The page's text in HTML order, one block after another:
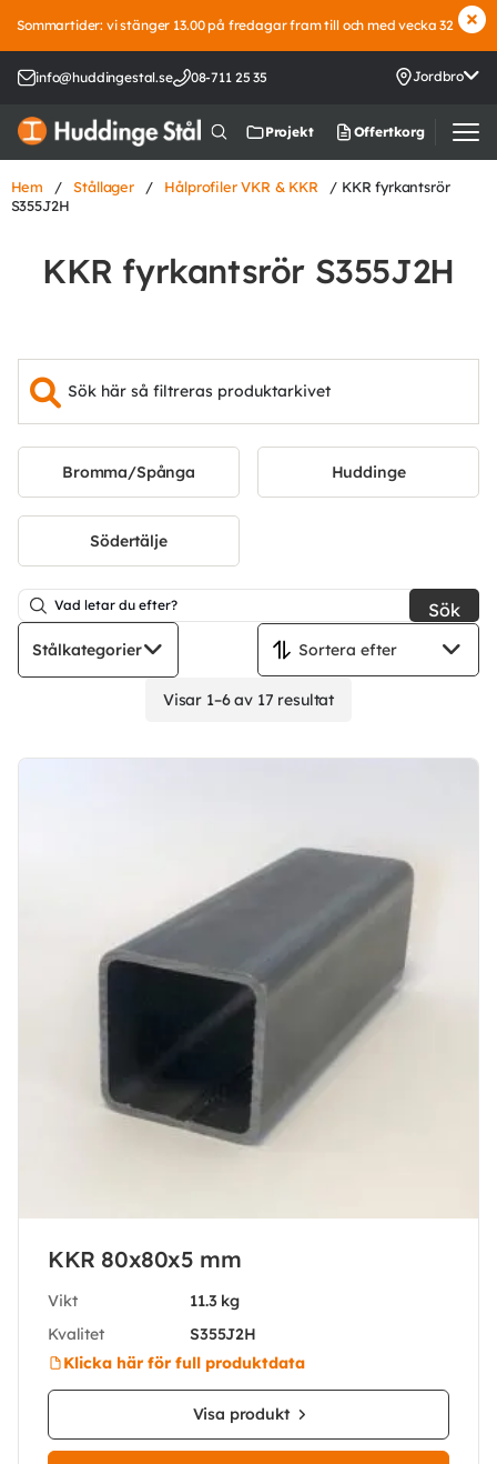
Sommartider: vi stänger 13.00 på fredagar fram till och med vecka 32
info@huddingestal.se 08-711 25 35 Jordbro
Projekt Offertkorg
Hem / Stållager / Hålprofiler VKR & KKR
/ KKR fyrkantsrör
S355J2H
KKR fyrkantsrör S355J2H
Bromma/Spånga Huddinge
Södertälje
Sök
Stålkategorier
Visar 1–6 av 17 resultat
KKR 80x80x5 mm
Vikt
11.3 kg
Kvalitet
S355J2H
Klicka här för full produktdata
Visa produkt